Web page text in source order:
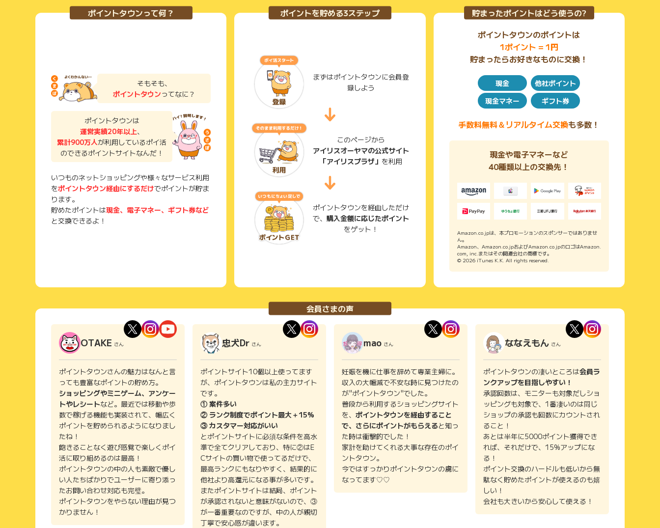
ポイントタウンって何？
そもそも、
ポイントタウンってなに？
ポイントタウンは
運営実績20年以上、
累計900万人が利用しているポイ活
のできるポイントサイトなんだ！
いつものネットショッピングや様々なサービス利用
をポイントタウン経由にするだけでポイントが貯ま
ります。
貯めたポイントは現金、電子マネー、ギフト券など
と交換できるよ！
ポイントを貯める3ステップ
まずはポイントタウンに会員登
録しよう
このページから
アイリスオーヤマの公式サイト
「アイリスプラザ」 を利用
ポイントタウンを経由しただけ
で、 購入金額に応じたポイント
をゲット！
貯まったポイントはどう使うの?
ポイントタウンのポイントは
1ポイント = 1円
貯まったらお好きなものに交換！
現金
他社ポイント
現金マネー
ギフト券
手数料無料＆リアルタイム交換も多数！
現金や電子マネーなど
40種類以上の交換先！
Amazon.co.jpは、本プロモーションのスポンサーではありませ
ん。
Amazon、Amazon.co.jpおよびAmazon.co.jpのロゴはAmazon.
com, inc.またはその関連会社の商標です。
© 2026 iTunes K.K. All rights reserved.
会員さまの声
OTAKE さん
ポイントタウンさんの魅力はなんと言
っても豊富なポイントの貯め方。
ショッピングやミニゲーム、アンケー
トやレシートなど。最近では移動や歩
数で稼げる機能も実装されて、幅広く
ポイントを貯められるようになりまし
たね！
飽きることなく遊び感覚で楽しくポイ
活に取り組めるのは最高！
ポイントタウンの中の人も素敵で優し
い人たちばかりでユーザーに寄り添っ
たお問い合わせ対応も完璧。
ポイントタウンをやらない理由が見つ
かりません！
忠犬Dr さん
ポイントサイト10個以上使ってます
が、ポイントタウンは私の主力サイト
です。
① 案件多い
② ランク制度でポイント最大＋15%
③ カスタマー対応がいい
とポイントサイトに必須な条件を高水
準で全てクリアしており、特に②はE
Cサイトの買い物で使ってるだけで、
最高ランクにもなりやすく、結果的に
他社より高還元になる事が多いです。
またポイントサイトは結局、ポイント
が承認されないと意味がないので、③
が一番重要なのですが、中の人が親切
丁寧で安心感が違います。
mao さん
妊娠を機に仕事を辞めて専業主婦に。
収入の大幅減で不安な時に見つけたの
が"ポイントタウン"でした。
普段から利用するショッピングサイト
を、 ポイントタウンを経由すること
で、さらにポイントがもらえると知っ
た時は衝撃的でした！
家計を助けてくれる大事な存在のポイ
ントタウン。
今ではすっかりポイントタウンの虜に
なってます♡♡
ななえもん さん
ポイントタウンの凄いところは会員ラ
ンクアップを目指しやすい！
承認回数は、モニターも対象だしショ
ッピングも対象で、1番凄いのは同じ
ショップの承認も回数にカウントされ
ること！
あとは半年に5000ポイント獲得でき
れば、それだけで、15%アップにな
る！
ポイント交換のハードルも低いから無
駄なく貯めたポイントが使えるのも嬉
しい！
会社も大きいから安心して使える！